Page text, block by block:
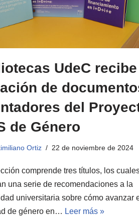
UdeC recibe
de
del
de Género
Ortiz 22 de noviembre de 2024
comprende tres títulos, los
una serie de recomendaciones a la
universitaria sobre cómo avanzar
de género en… Leer más »